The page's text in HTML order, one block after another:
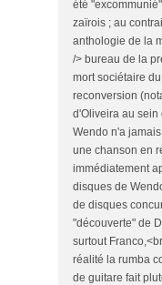
été
zaïrois ; au
anthologie de la
/> bureau de la
mort sociétaire
reconversion
d'Oliveira au sein
Wendo n'a
une chanson en
immédiatement
disques de
de disques
"découverte" de
surtout
réalité la rumba
de guitare fait